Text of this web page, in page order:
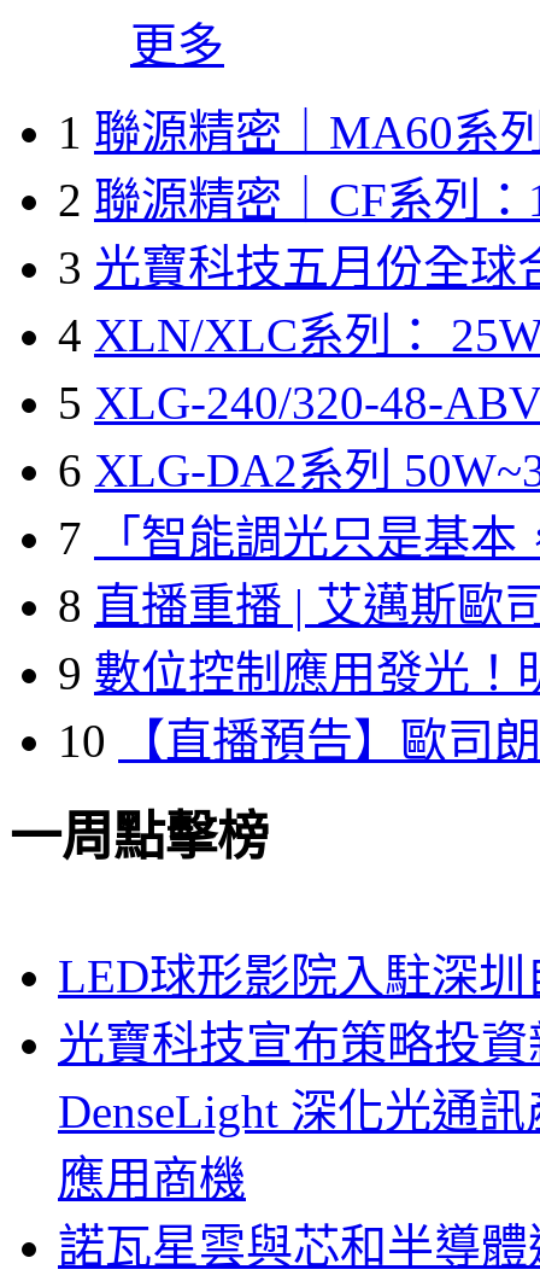
更多
1 聯源精密｜MA60系
2 聯源精密｜CF系列：
3 光寶科技五月份全球
4 XLN/XLC系列：
5 XLG-240/320-48-
6 XLG-DA2系列
7
「智能調光只是基本
8 直播重播 | 艾邁斯歐
9 數位控制應用發光！
10
【直播預告】歐司
一周點擊榜
LED球形影院入駐深
光寶科技宣布策略投
DenseLight 深化光通
應用商機
諾瓦星雲與芯和半導